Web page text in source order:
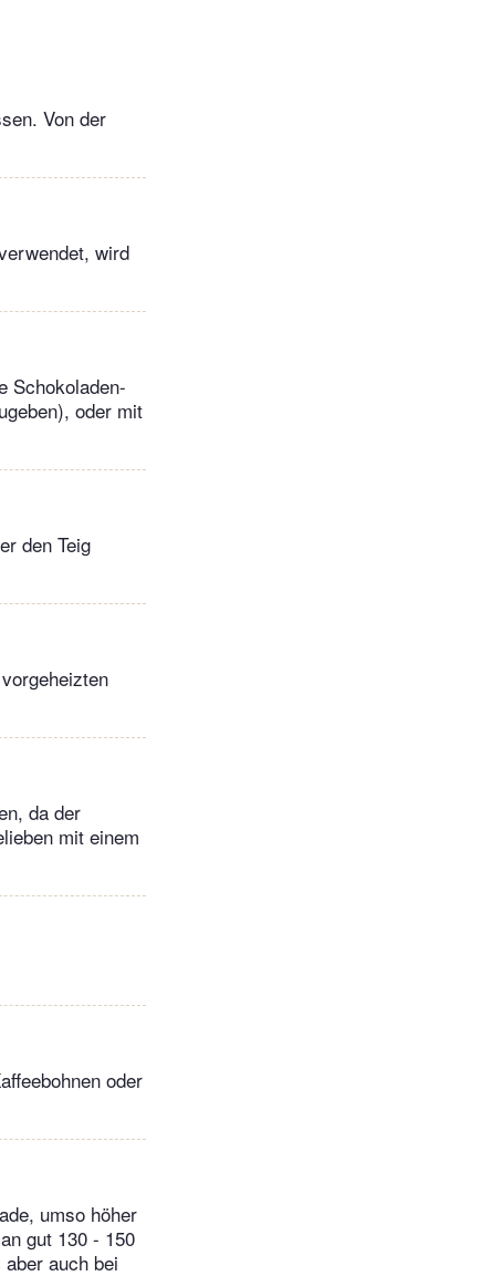
Von der
wird
Schokoladen-
oder mit
den Teig
da der
mit einem
oder
umso höher
gut 130 - 150
auch bei